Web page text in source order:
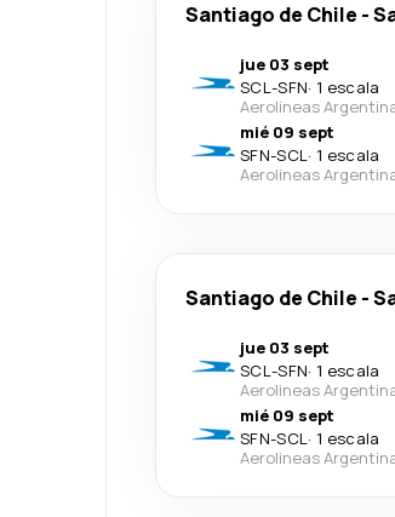
Santiago de Chile -
jue 03 sept
SCL-SFN· 1 escala
Aerolineas
mié 09 sept
SFN-SCL· 1 escala
Aerolineas
Santiago de Chile -
jue 03 sept
SCL-SFN· 1 escala
Aerolineas
mié 09 sept
SFN-SCL· 1 escala
Aerolineas